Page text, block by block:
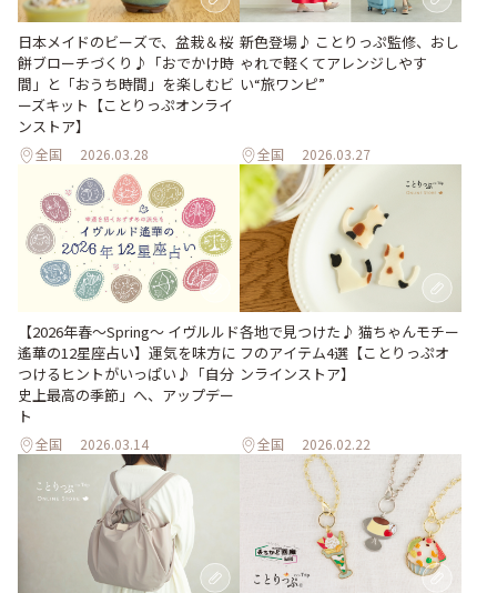
日本メイドのビーズで、盆栽＆桜
餅ブローチづくり♪「おでかけ時
間」と「おうち時間」を楽しむビ
ーズキット【ことりっぷオンライ
ンストア】
全国 2026.03.28
新色登場♪ ことりっぷ監修、おし
ゃれで軽くてアレンジしやす
い“旅ワンピ”
全国 2026.03.27
【2026年春～Spring～ イヴルルド
遙華の12星座占い】運気を味方に
つけるヒントがいっぱい♪「自分
史上最高の季節」へ、アップデー
ト
全国 2026.03.14
各地で見つけた♪ 猫ちゃんモチー
フのアイテム4選【ことりっぷオ
ンラインストア】
全国 2026.02.22